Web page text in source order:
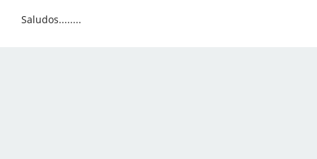
Saludos........